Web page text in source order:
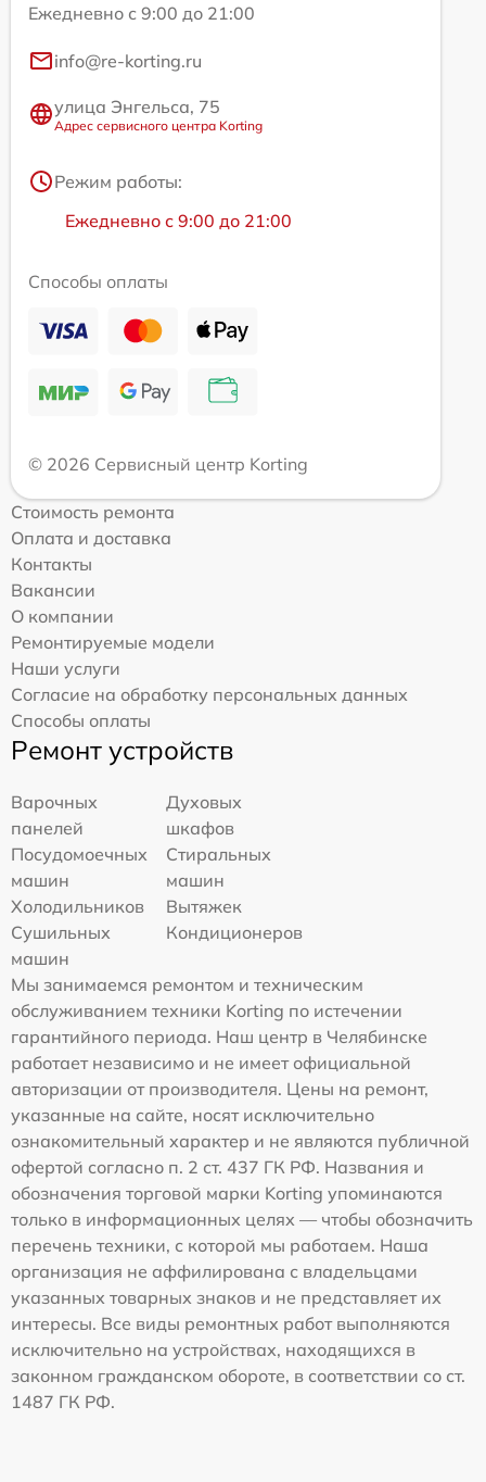
Ежедневно с 9:00 до 21:00
info@re-korting.ru
улица Энгельса, 75
Адрес сервисного центра Korting
Режим работы:
Ежедневно с 9:00 до 21:00
Способы оплаты
© 2026 Сервисный центр Korting
Стоимость ремонта
Оплата и доставка
Контакты
Вакансии
О компании
Ремонтируемые модели
Наши услуги
Согласие на обработку персональных данных
Способы оплаты
Ремонт устройств
Варочных
панелей
Духовых
шкафов
Посудомоечных
машин
Стиральных
машин
Холодильников
Вытяжек
Сушильных
машин
Кондиционеров
Мы занимаемся ремонтом и техническим
обслуживанием техники Korting по истечении
гарантийного периода. Наш центр в Челябинске
работает независимо и не имеет официальной
авторизации от производителя. Цены на ремонт,
указанные на сайте, носят исключительно
ознакомительный характер и не являются публичной
офертой согласно п. 2 ст. 437 ГК РФ. Названия и
обозначения торговой марки Korting упоминаются
только в информационных целях — чтобы обозначить
перечень техники, с которой мы работаем. Наша
организация не аффилирована с владельцами
указанных товарных знаков и не представляет их
интересы. Все виды ремонтных работ выполняются
исключительно на устройствах, находящихся в
законном гражданском обороте, в соответствии со ст.
1487 ГК РФ.